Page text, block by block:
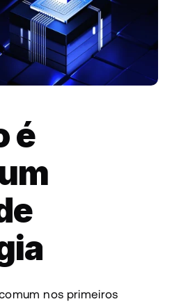
é
nos primeiros